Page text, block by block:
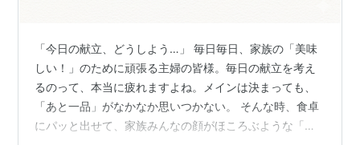
「今日の献立、どうしよう…」 毎日毎日、家族の「美味
しい！」のために頑張る主婦の皆様。毎日の献立を考え
るのって、本当に疲れますよね。メインは決まっても、
「あと一品」がなかなか思いつかない。 そんな時、食卓
にパッと出せて、家族みんなの顔がほころぶような「救